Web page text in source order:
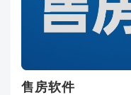
售房软件